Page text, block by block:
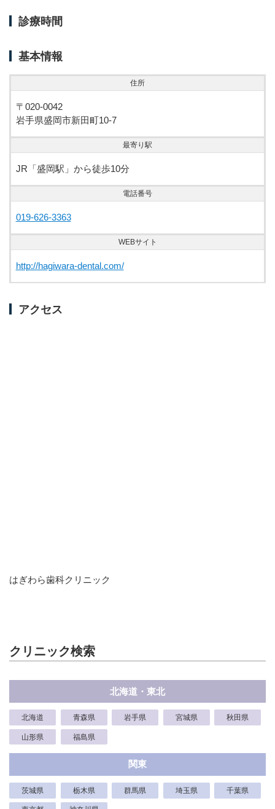
診療時間
基本情報
住所
〒020-0042
岩手県盛岡市新田町10-7
最寄り駅
JR「盛岡駅」から徒歩10分
電話番号
019-626-3363
WEBサイト
http://hagiwara-dental.com/
アクセス
はぎわら歯科クリニック
クリニック検索
北海道・東北
北海道 青森県 岩手県 宮城県 秋田県
山形県 福島県
関東
茨城県 栃木県 群馬県 埼玉県 千葉県